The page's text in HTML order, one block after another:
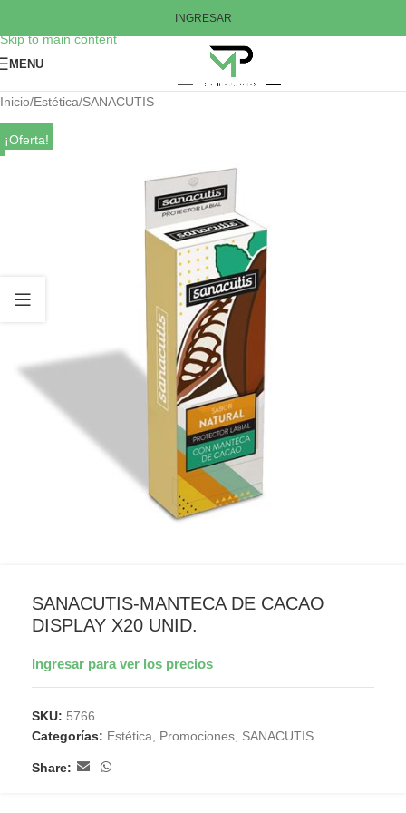
Skip to main content
INGRESAR
MENU
Inicio/Estética/SANACUTIS
¡Oferta!
SANACUTIS-MANTECA DE CACAO
DISPLAY X20 UNID.
Ingresar para ver los precios
SKU: 5766
Categorías: Estética Promociones SANACUTIS
Share: